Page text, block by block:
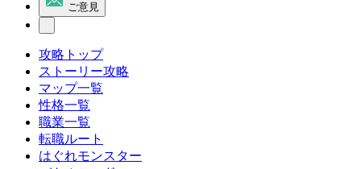
ご意見
攻略トップ
ストーリー攻略
マップ一覧
性格一覧
職業一覧
転職ルート
はぐれモンスター